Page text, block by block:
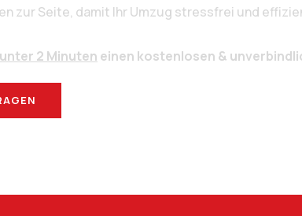
zur Seite, damit Ihr Umzug stressfrei und
2 Minuten einen kostenlosen &